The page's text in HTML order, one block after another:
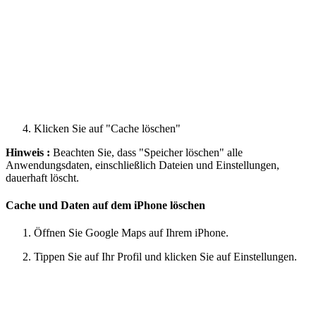
Klicken Sie auf "Cache löschen"
Hinweis : Beachten Sie, dass "Speicher löschen" alle
Anwendungsdaten, einschließlich Dateien und Einstellungen,
dauerhaft löscht.
Cache und Daten auf dem iPhone löschen
Öffnen Sie Google Maps auf Ihrem iPhone.
Tippen Sie auf Ihr Profil und klicken Sie auf Einstellungen.